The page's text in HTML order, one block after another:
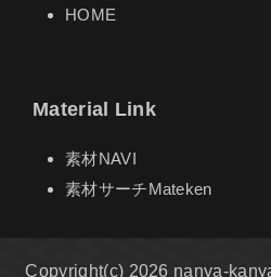
HOME
Material Link
素材NAVI
素材サーチMateken
Copyright(c) 2026 nanya-